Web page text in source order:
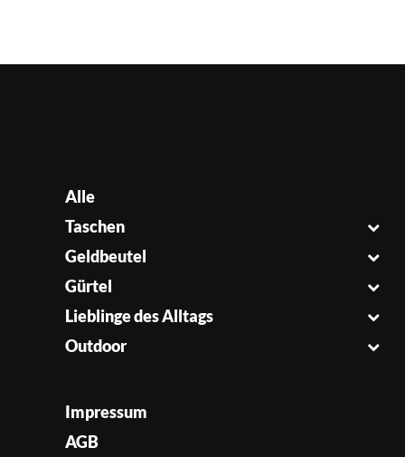
Alle
Taschen
Geldbeutel
Gürtel
Lieblinge des Alltags
Outdoor
Impressum
AGB